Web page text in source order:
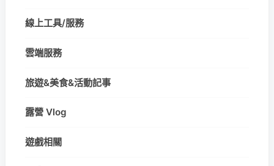
線上工具/服務
雲端服務
旅遊&美食&活動記事
露營 Vlog
遊戲相關